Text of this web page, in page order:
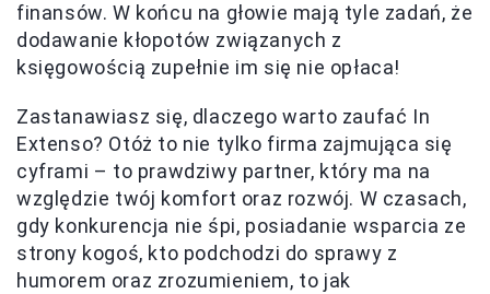
finansów. W końcu na głowie mają tyle zadań, że
dodawanie kłopotów związanych z
księgowością zupełnie im się nie opłaca!
Zastanawiasz się, dlaczego warto zaufać In
Extenso? Otóż to nie tylko firma zajmująca się
cyframi – to prawdziwy partner, który ma na
względzie twój komfort oraz rozwój. W czasach,
gdy konkurencja nie śpi, posiadanie wsparcia ze
strony kogoś, kto podchodzi do sprawy z
humorem oraz zrozumieniem, to jak